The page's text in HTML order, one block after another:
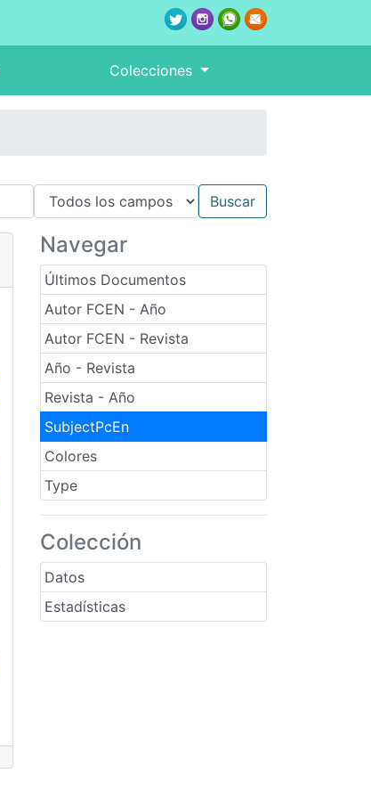
Colecciones
Navegar
Últimos Documentos
Autor FCEN - Año
Autor FCEN - Revista
Año - Revista
Revista - Año
SubjectPcEn
Colores
Type
Colección
Datos
Estadísticas